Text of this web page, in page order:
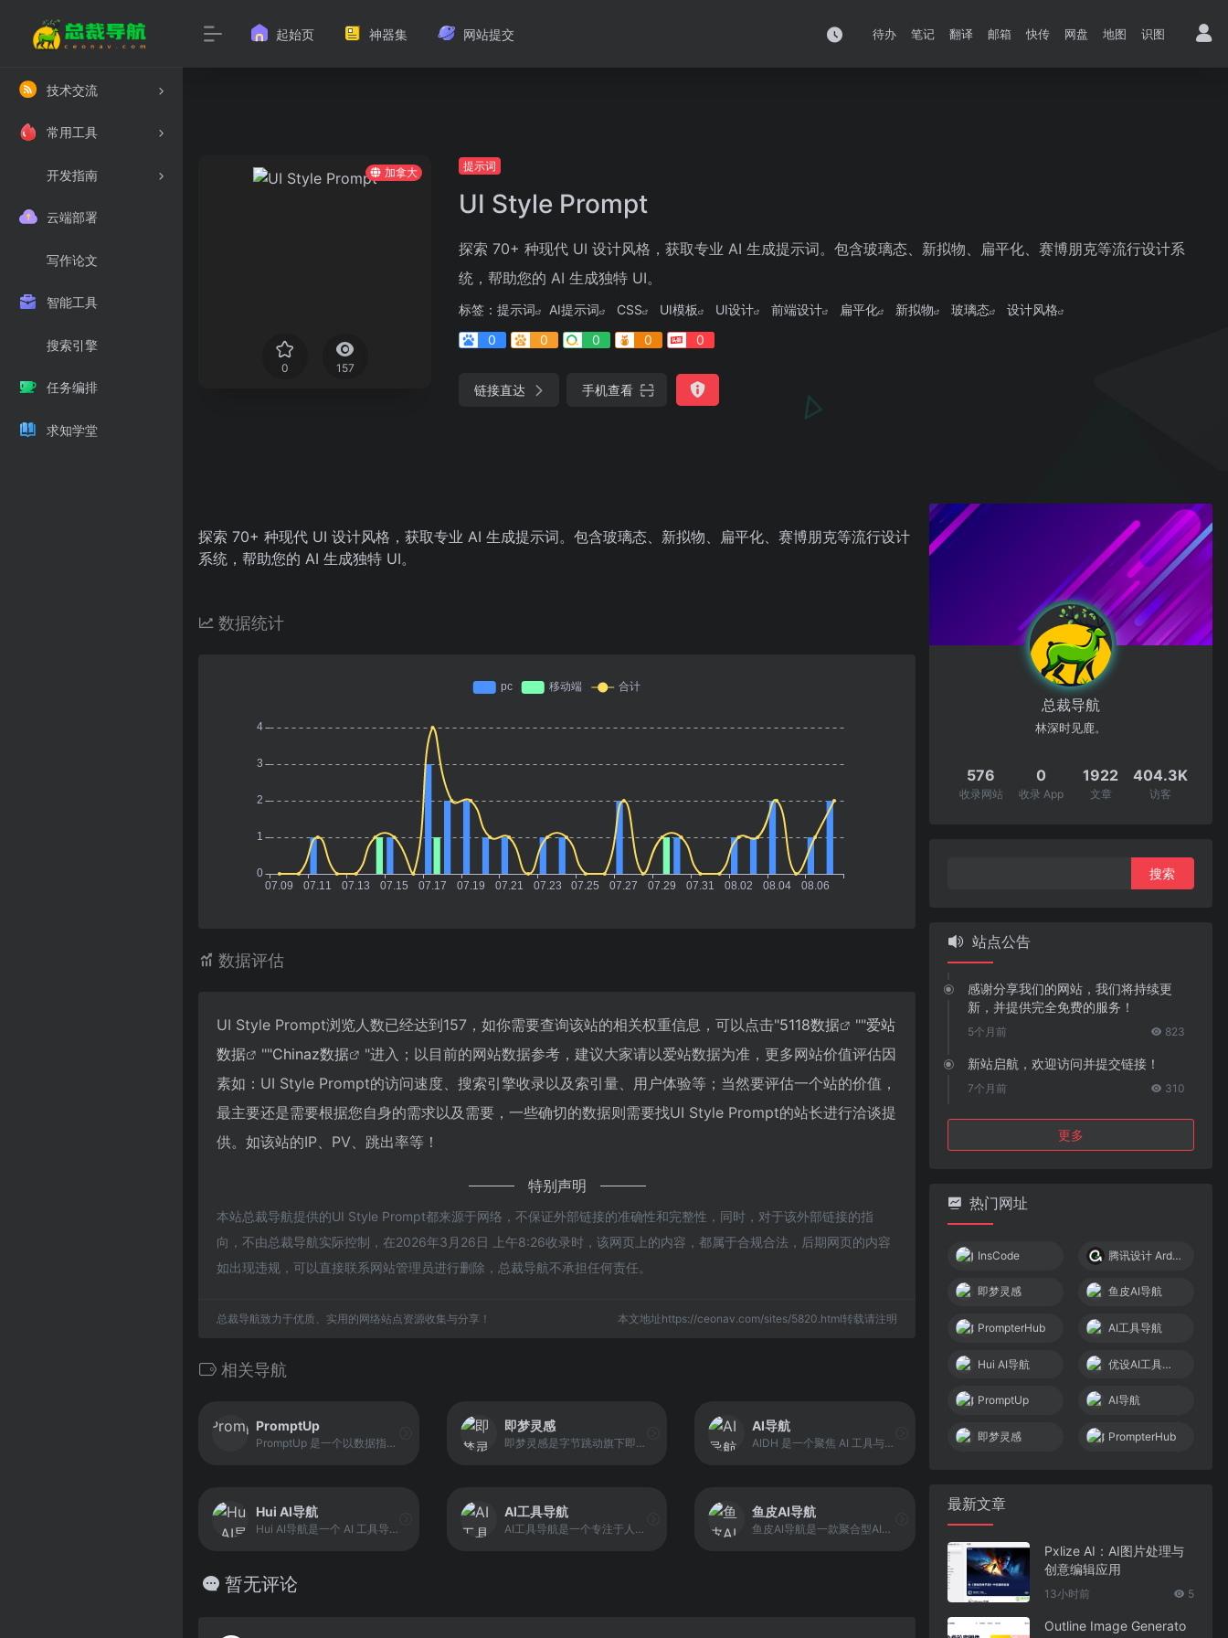
技术交流
常用工具
开发指南
云端部署
写作论文
智能工具
搜索引擎
任务编排
求知学堂
起始页 神器集 网站提交 待办 笔记 翻译 邮箱 快传 网盘 地图 识图
加拿大
0 157
提示词
UI Style Prompt
探索 70+ 种现代 UI 设计风格，获取专业 AI 生成提示词。包含玻璃态、新拟物、扁平化、赛博朋克等流行设计系
统，帮助您的 AI 生成独特 UI。
标签： 提示词 AI提示词 CSS UI模板 UI设计 前端设计 扁平化 新拟物 玻璃态
设计风格
0
0 0 0 0
链接直达 手机查看
探索 70+ 种现代 UI 设计风格，获取专业 AI 生成提示词。包含玻璃态、新拟物、扁平化、赛博朋克等流行设计
系统，帮助您的 AI 生成独特 UI。
数据统计
数据评估
UI Style Prompt浏览人数已经达到157，如你需要查询该站的相关权重信息，可以点击"5118数据 ""爱站
数据
""Chinaz数据
"进入；以目前的网站数据参考，建议大家请以爱站数据为准，更多网站价值评估因
素如：UI Style Prompt的访问速度、搜索引擎收录以及索引量、用户体验等；当然要评估一个站的价值，
最主要还是需要根据您自身的需求以及需要，一些确切的数据则需要找UI Style Prompt的站长进行洽谈提
供。如该站的IP、PV、跳出率等！
特别声明
本站总裁导航提供的UI Style Prompt都来源于网络，不保证外部链接的准确性和完整性，同时，对于该外部链接的指
向，不由总裁导航实际控制，在2026年3月26日 上午8:26收录时，该网页上的内容，都属于合规合法，后期网页的内容
如出现违规，可以直接联系网站管理员进行删除，总裁导航不承担任何责任。
总裁导航致力于优质、实用的网络站点资源收集与分享！ 本文地址https://ceonav.com/sites/5820.html转载请注明
相关导航
PromptUp
PromptUp 是一个以数据指标为核心的综合性 Prompt 库平台，主要定位于“可被验证的提示词集合”。平台收录了大量面向不同模型和应用场景的 Prompt，并通过用户点赞、收藏、发布时间等维度进行排序展示。
即梦灵感
即梦灵感是字节跳动旗下即梦（Jimeng）平台中的灵感展示与学习频道，定位为 AI 图像与视频创作的提示词参考与灵感获取入口。平台聚合了大量由创作者生成的图片与视频作品，并以结构化方式展示对应的完整提示词内容。
AI导航
AIDH 是一个聚焦 AI 工具与生产力的资源导航平台，主要面向 AI 绘画、AI 聊天、AI提示词、AI办公、AIGC 等领域的网站收录与整理。平台通过分类与标签结构，帮助用户快速定位所需工具，并提供智能推荐、站内搜索与账号收藏云同步等功能，支持用户建立个人工具库与使用习惯。
Hui AI导航
Hui AI导航是一个 AI 工具导航平台，收录国内外数百个 AI 工具，旨在帮助用户快速找到并使用适合的 AI 工具，实现创作效率提升与任务自动化。平台通过分类整理与入口聚合，让用户在一个入口就能发现多种 AI 工具。
AI工具导航
AI工具导航是一个专注于人工智能工具的导航平台，旨在为用户提供丰富的 AI 资源入口。平台收录了国内外 5000+ 个 AI 工具，并按类别进行整理，方便用户快速查找与筛选。它面向希望提升效率、学习 AI 工具生态或寻找具体工具解决方案的用户，提供一个集中、可浏览的工具集合入口。
鱼皮AI导航
鱼皮AI导航是一款聚合型AI工具导航平台，收录全球AI工具网站与应用，覆盖AIGC写作、AI绘画设计、AI视频音频、AI编程开发、AI对话聊天等领域。平台还提供AI提示词、学习课程、项目教程、最新AI资讯与专业知识库，旨在为用户提供一站式的AI工具查找、学习与交流入口。
暂无评论
总裁导航
林深时见鹿。
576
收录网站
0
收录 App
1922
文章
404.3K
访客
站点公告
感谢分享我们的网站，我们将持续更
新，并提供完全免费的服务！
5个月前 823
新站启航，欢迎访问并提交链接！
7个月前 310
更多
热门网址
InsCode 腾讯设计 Ardot
即梦灵感 鱼皮AI导航
PrompterHub AI工具导航
Hui AI导航 优设AI工具导航
PromptUp AI导航
即梦灵感 PrompterHub
最新文章
Pxlize AI：AI图片处理与
创意编辑应用
13小时前 5
Outline Image Generato